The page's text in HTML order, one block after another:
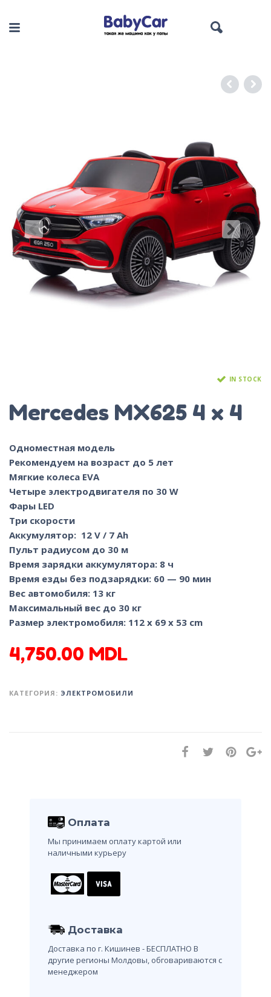
IN STOCK
Mercedes MX625 4 x 4
Одноместная модель
Рекомендуем на возраст до 5 лет
Мягкие колеса EVA
Четыре электродвигателя по 30 W
Фары LED
Три скорости
Аккумулятор: 12 V / 7 Ah
Пульт радиусом до 30 м
Время зарядки аккумулятора: 8 ч
Время езды без подзарядки: 60 — 90 мин
Вес автомобиля: 13 кг
Максимальный вес до 30 кг
Размер электромобиля: 112 x 69 x 53 сm
4,750.00 MDL
КАТЕГОРИЯ: ЭЛЕКТРОМОБИЛИ
Оплата
Мы принимаем оплату картой или
наличными курьеру
Доставка
Доставка по г. Кишинев - БЕСПЛАТНО В
другие регионы Молдовы, обговариваются с
менеджером